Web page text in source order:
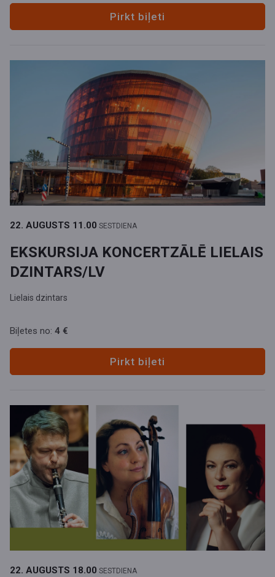
Pirkt biļeti
22. AUGUSTS 11.00 SESTDIENA
EKSKURSIJA KONCERTZĀLĒ LIELAIS
DZINTARS/LV
Lielais dzintars
Biļetes no: 4 €
Pirkt biļeti
22. AUGUSTS 18.00 SESTDIENA